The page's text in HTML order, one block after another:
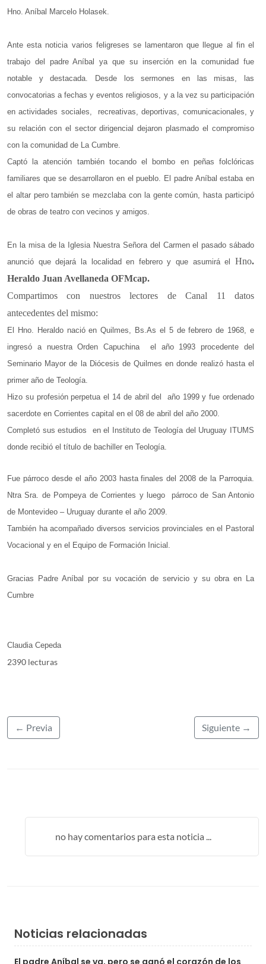
Hno. Aníbal Marcelo Holasek.
Ante esta noticia varios feligreses se lamentaron que llegue al fin el
trabajo del padre Aníbal ya que su inserción en la comunidad fue
notable y destacada. Desde los sermones en las misas, las
convocatorias a fechas y eventos religiosos, y a la vez su participación
en actividades sociales, recreativas, deportivas, comunicacionales, y
su relación con el sector dirigencial dejaron plasmado el compromiso
con la comunidad de La Cumbre.
Captó la atención también tocando el bombo en peñas folclóricas
familiares que se desarrollaron en el pueblo. El padre Aníbal estaba en
el altar pero también se mezclaba con la gente común, hasta participó
de obras de teatro con vecinos y amigos.
En la misa de la Iglesia Nuestra Señora del Carmen el pasado sábado
anunció que dejará la localidad en febrero y que asumirá el Hno.
Heraldo Juan Avellaneda OFMcap.
Compartimos con nuestros lectores de Canal 11 datos
antecedentes del mismo:
El Hno. Heraldo nació en Quilmes, Bs.As el 5 de febrero de 1968, e
ingresó a nuestra Orden Capuchina
el año 1993 procedente del
Seminario Mayor de la Diócesis de Quilmes en donde realizó hasta el
primer año de Teología.
Hizo su profesión perpetua el 14 de abril del
año 1999 y fue ordenado
sacerdote en Corrientes capital en el 08 de abril del año 2000.
Completó sus estudios
en el Instituto de Teología del Uruguay ITUMS
donde recibió el título de bachiller en Teología.
Fue párroco desde el año 2003 hasta finales del 2008 de la Parroquia.
Ntra Sra. de Pompeya de Corrientes y luego
párroco de San Antonio
de Montevideo – Uruguay durante el año 2009.
También ha acompañado diversos servicios provinciales en el Pastoral
Vocacional y en el Equipo de Formación Inicial.
Gracias Padre Aníbal por su vocación de servicio y su obra en La
Cumbre
Claudia Cepeda
2390 lecturas
← Previa Siguiente →
no hay comentarios para esta noticia ...
Noticias relacionadas
El padre Aníbal se va, pero se ganó el corazón de los